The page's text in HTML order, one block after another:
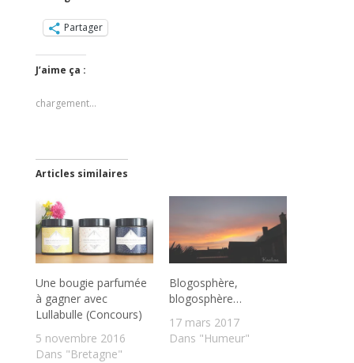
Partager
J’aime ça :
chargement…
Articles similaires
Une bougie parfumée
à gagner avec
Lullabulle (Concours)
5 novembre 2016
Dans "Bretagne"
Blogosphère,
blogosphère…
17 mars 2017
Dans "Humeur"